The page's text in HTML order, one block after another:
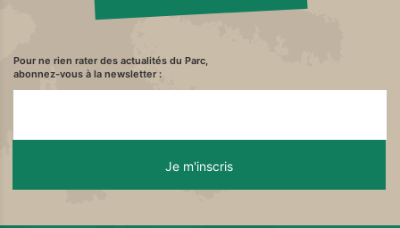
Pour ne rien rater des actualités du Parc,
abonnez-vous à la newsletter :